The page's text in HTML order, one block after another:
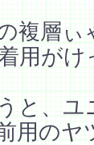
複層
用が
と、
用のヤ